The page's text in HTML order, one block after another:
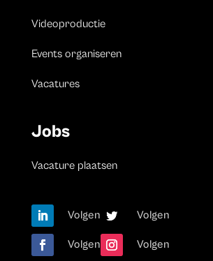
Videoproductie
Events organiseren
Vacatures
Jobs
Vacature plaatsen
Volgen Volgen
Volgen Volgen